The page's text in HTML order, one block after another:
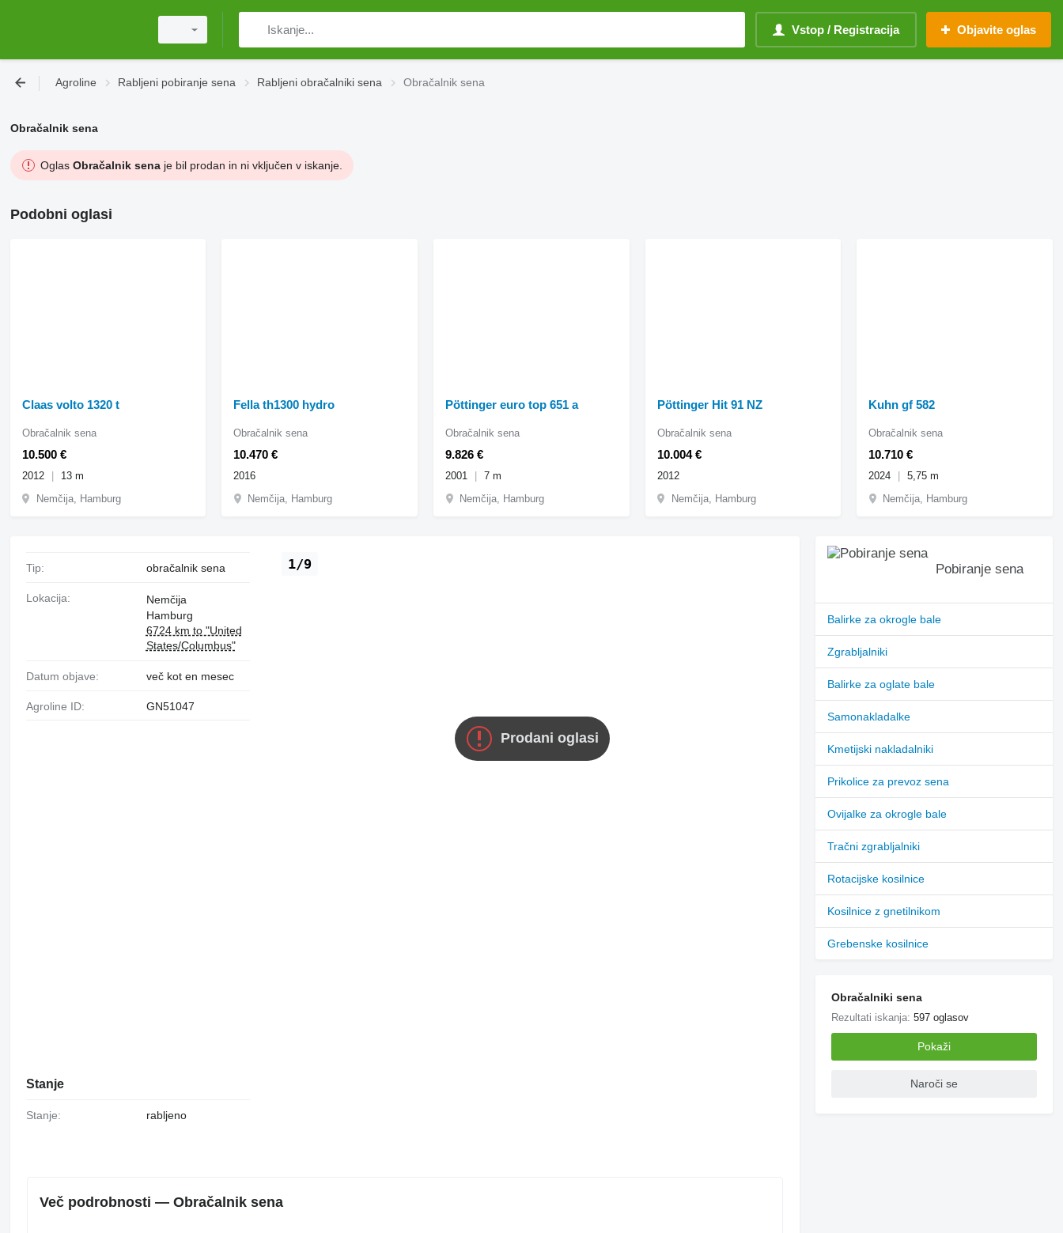
Vstop / Registracija Objavite oglas
Agroline Rabljeni pobiranje sena Rabljeni obračalniki sena Obračalnik sena
Obračalnik sena
Oglas Obračalnik senaje bil prodan in ni vključen v iskanje.
Podobni oglasi
Claas volto 1320 t
10.500 €
Obračalnik sena
2012
13 m
Nemčija, Hamburg
Fella th1300 hydro
10.470 €
Obračalnik sena
2016
Nemčija, Hamburg
Pöttinger euro top 651 a
9.826 €
Obračalnik sena
2001
7 m
Nemčija, Hamburg
Pöttinger Hit 91 NZ
10.004 €
Obračalnik sena
2012
Nemčija, Hamburg
Kuhn gf 582
10.710 €
Obračalnik sena
2024
5,75 m
Nemčija, Hamburg
Prodani oglasi
1/9
Tip: obračalnik sena
Lokacija:
Nemčija
Hamburg
6724 km to "United
States/Columbus"
Datum objave: več kot en mesec
Agroline ID: GN51047
Stanje
Stanje: rabljeno
Več podrobnosti — Obračalnik sena
Pobiranje sena
Balirke za okrogle bale
Zgrabljalniki
Balirke za oglate bale
Samonakladalke
Kmetijski nakladalniki
Prikolice za prevoz sena
Ovijalke za okrogle bale
Tračni zgrabljalniki
Rotacijske kosilnice
Kosilnice z gnetilnikom
Grebenske kosilnice
Obračalniki sena
Rezultati iskanja:597 oglasov
Pokaži
Naroči se